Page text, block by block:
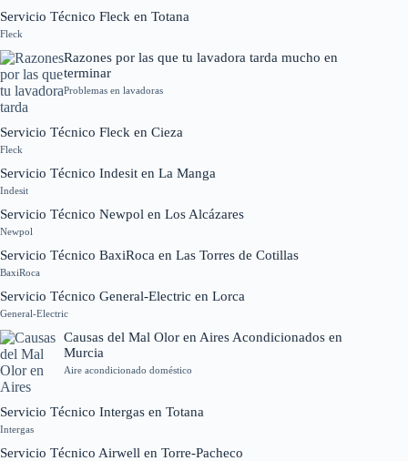
Servicio Técnico Fleck en Totana
Fleck
Razones por las que tu lavadora tarda mucho en
terminar
Problemas en lavadoras
Servicio Técnico Fleck en Cieza
Fleck
Servicio Técnico Indesit en La Manga
Indesit
Servicio Técnico Newpol en Los Alcázares
Newpol
Servicio Técnico BaxiRoca en Las Torres de Cotillas
BaxiRoca
Servicio Técnico General-Electric en Lorca
General-Electric
Causas del Mal Olor en Aires Acondicionados en
Murcia
Aire acondicionado doméstico
Servicio Técnico Intergas en Totana
Intergas
Servicio Técnico Airwell en Torre-Pacheco